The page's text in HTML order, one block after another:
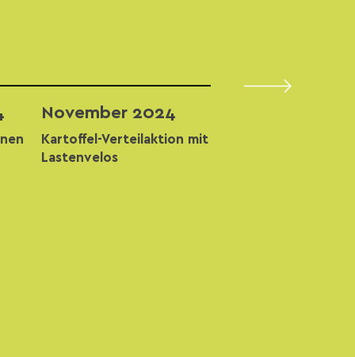
November 2024
Kartoffel-Verteilaktion mit
Lastenvelos